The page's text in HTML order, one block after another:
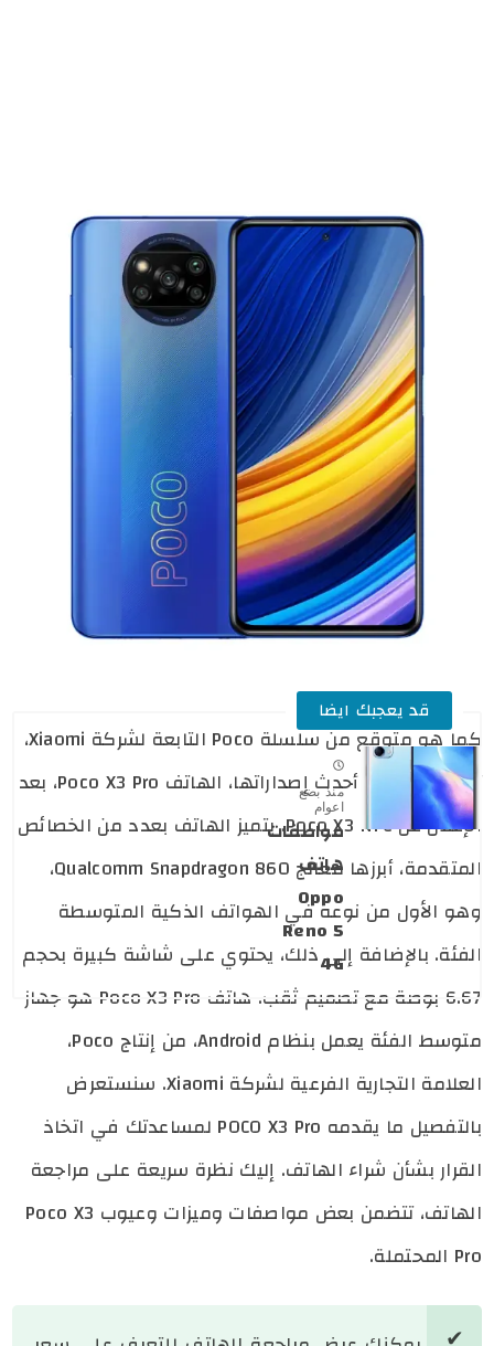
كما هو متوقع من سلسلة Poco التابعة لشركة Xiaomi،
تم الكشف عن أحدث إصداراتها، الهاتف Poco X3 Pro، بعد
الإعلان عن Poco X3 NFC. يتميز الهاتف بعدد من الخصائص
المتقدمة، أبرزها معالج Qualcomm Snapdragon 860،
وهو الأول من نوعه في الهواتف الذكية المتوسطة
الفئة. بالإضافة إلى ذلك، يحتوي على شاشة كبيرة بحجم
6.67 بوصة مع تصميم ثقب. هاتف Poco X3 Pro هو جهاز
متوسط الفئة يعمل بنظام Android، من إنتاج Poco،
العلامة التجارية الفرعية لشركة Xiaomi. سنستعرض
بالتفصيل ما يقدمه POCO X3 Pro لمساعدتك في اتخاذ
القرار بشأن شراء الهاتف. إليك نظرة سريعة على مراجعة
الهاتف، تتضمن بعض مواصفات وميزات وعيوب Poco X3
Pro المحتملة.
قد يعجبك ايضا
منذ بضع
اعوام
مواصفات
هاتف
Oppo
Reno 5
4G